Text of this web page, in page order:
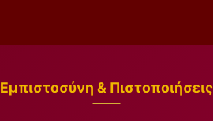
Εμπιστοσύνη & Πιστοποιήσεις